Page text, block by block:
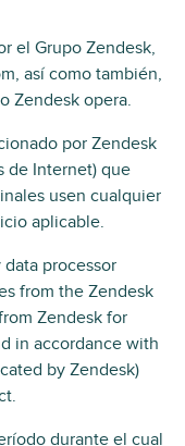
el Grupo Zendesk,
así como también,
Zendesk opera.
por Zendesk
de Internet) que
usen cualquier
aplicable.
processor
from the Zendesk
Zendesk for
in accordance with
by Zendesk)
durante el cual